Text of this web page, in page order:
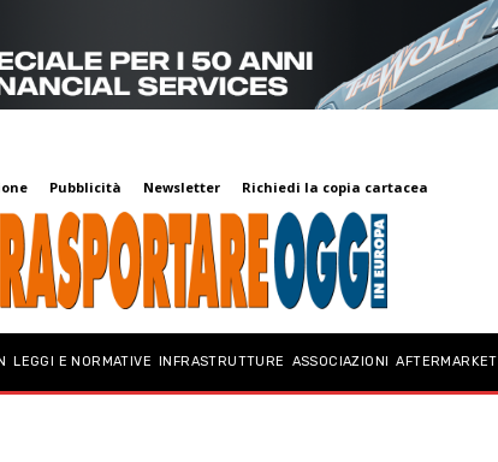
Pubblicità Newsletter Richiedi la copia cartacea
LEGGI E NORMATIVE INFRASTRUTTURE ASSOCIAZIONI AFTERMARKET